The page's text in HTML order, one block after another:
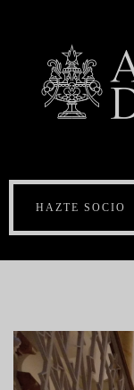
HAZTE SOCIO